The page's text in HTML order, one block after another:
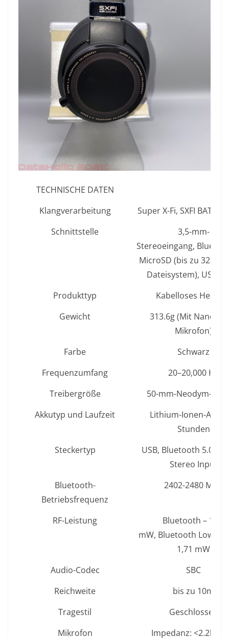
TECHNISCHE DATEN
Klangverarbeitung
Super X-Fi, SXFI
Schnittstelle
3,5-mm-
Stereoeingang,
MicroSD (bis zu 32GB,
Dateisystem), USB
Produkttyp
Kabelloses
Gewicht
313.6g (Mit
Mikrofon)
Farbe
Schwarz
Frequenzumfang
20–20,000 Hz
Treibergröße
50-mm-Neodym-
Akkutyp und Laufzeit
Lithium-Ionen-Akku,
Stunden
Steckertyp
USB, Bluetooth 5.0,
Stereo Input
Bluetooth-
Betriebsfrequenz
2402-2480 MHz
RF-Leistung
Bluetooth – 1,70
mW, Bluetooth Low
1,71 mW
Audio-Codec
SBC
Reichweite
bis zu 10m
Tragestil
Geschlossen
Mikrofon
Impedanz: